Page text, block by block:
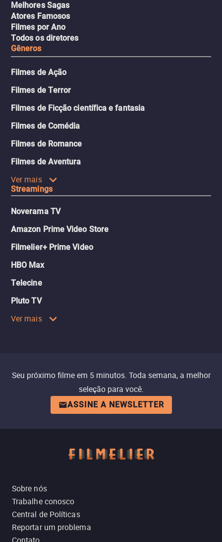
Melhores Sagas
Atores Famosos
Filmes por Ano
Todos os diretores
Gêneros
Filmes de Ação
Filmes de Terror
Filmes de Ficção científica e fantasia
Filmes de Comédia
Filmes de Romance
Filmes de Aventura
Ver mais
Streamings
Noverama TV
Amazon Prime Video Store
Filmelier+ Prime Video
HBO Max
Telecine
Pluto TV
Ver mais
Seu próximo filme em 5 minutos. Toda semana, a melhor
seleção para você.
ASSINE A NEWSLETTER
Sobre nós
Trabalhe conosco
Central de Políticas
Reportar um problema